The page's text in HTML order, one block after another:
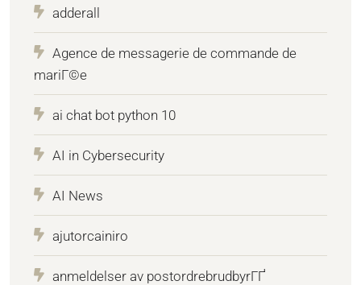
adderall
Agence de messagerie de commande de
mariГ©e
ai chat bot python 10
AI in Cybersecurity
AI News
ajutorcainiro
anmeldelser av postordrebrudbyrГҐ